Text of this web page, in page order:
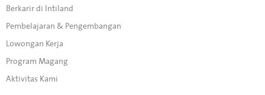
Berkarir di Intiland
Pembelajaran & Pengembangan
Lowongan Kerja
Program Magang
Aktivitas Kami